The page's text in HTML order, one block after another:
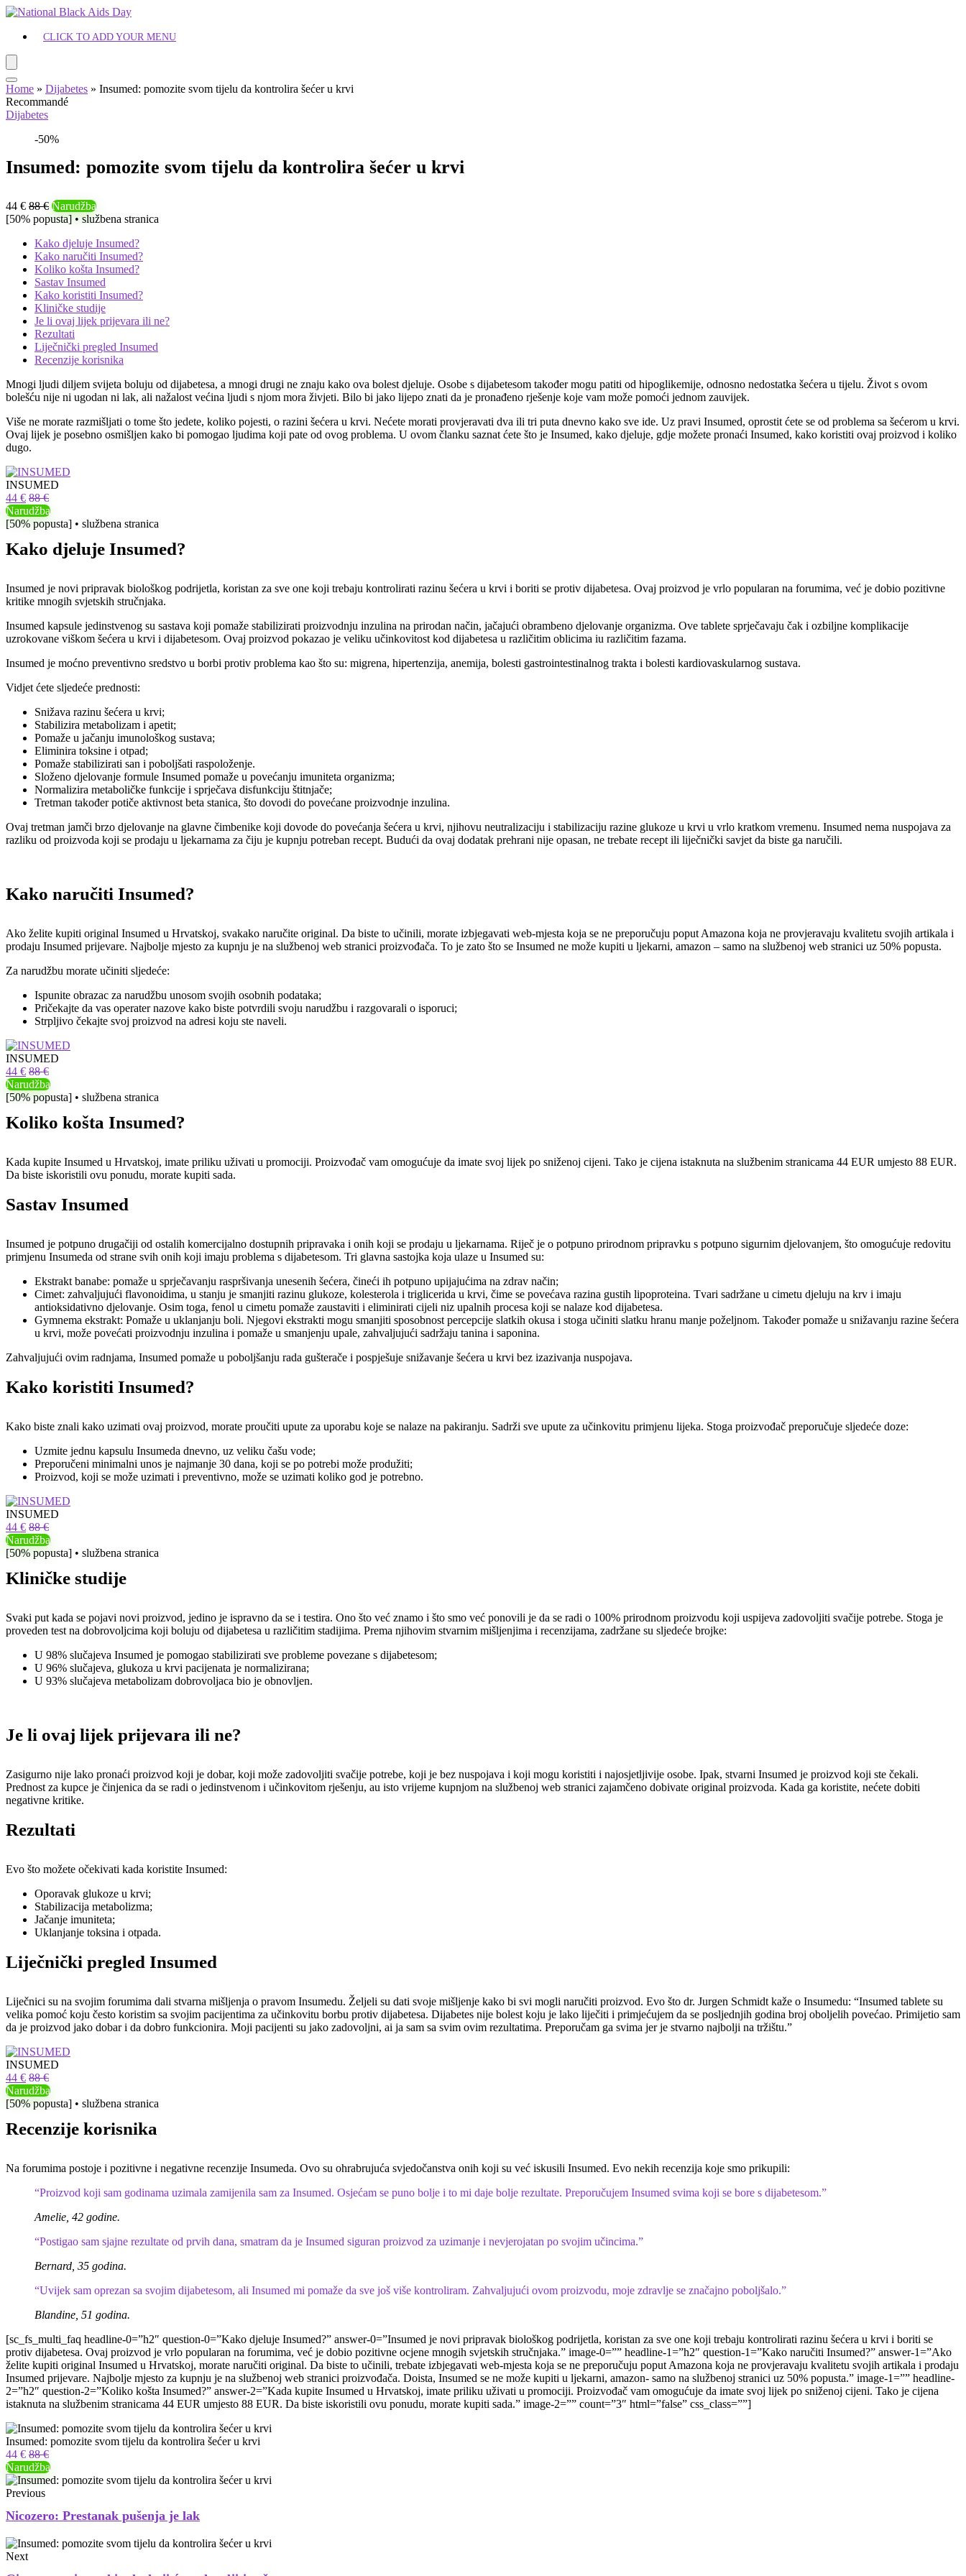
CLICK TO ADD YOUR MENU
Home » Dijabetes » Insumed: pomozite svom tijelu da kontrolira šećer u krvi
Recommandé
Dijabetes
-50%
Insumed: pomozite svom tijelu da kontrolira šećer u krvi
44 € 88 € Narudžba
[50% popusta] • službena stranica
Kako djeluje Insumed?
Kako naručiti Insumed?
Koliko košta Insumed?
Sastav Insumed
Kako koristiti Insumed?
Kliničke studije
Je li ovaj lijek prijevara ili ne?
Rezultati
Liječnički pregled Insumed
Recenzije korisnika
Mnogi ljudi diljem svijeta boluju od dijabetesa, a mnogi drugi ne znaju kako ova bolest djeluje. Osobe s dijabetesom također mogu patiti od hipoglikemije, odnosno nedostatka šećera u tijelu. Život s ovom
bolešću nije ni ugodan ni lak, ali nažalost većina ljudi s njom mora živjeti. Bilo bi jako lijepo znati da je pronađeno rješenje koje vam može pomoći jednom zauvijek.
Više ne morate razmišljati o tome što jedete, koliko pojesti, o razini šećera u krvi. Nećete morati provjeravati dva ili tri puta dnevno kako sve ide. Uz pravi Insumed, oprostit ćete se od problema sa šećerom u krvi.
Ovaj lijek je posebno osmišljen kako bi pomogao ljudima koji pate od ovog problema. U ovom članku saznat ćete što je Insumed, kako djeluje, gdje možete pronaći Insumed, kako koristiti ovaj proizvod i koliko
dugo.
INSUMED
44 € 88 €
Narudžba
[50% popusta] • službena stranica
Kako djeluje Insumed?
Insumed je novi pripravak biološkog podrijetla, koristan za sve one koji trebaju kontrolirati razinu šećera u krvi i boriti se protiv dijabetesa. Ovaj proizvod je vrlo popularan na forumima, već je dobio pozitivne
kritike mnogih svjetskih stručnjaka.
Insumed kapsule jedinstvenog su sastava koji pomaže stabilizirati proizvodnju inzulina na prirodan način, jačajući obrambeno djelovanje organizma. Ove tablete sprječavaju čak i ozbiljne komplikacije
uzrokovane viškom šećera u krvi i dijabetesom. Ovaj proizvod pokazao je veliku učinkovitost kod dijabetesa u različitim oblicima iu različitim fazama.
Insumed je moćno preventivno sredstvo u borbi protiv problema kao što su: migrena, hipertenzija, anemija, bolesti gastrointestinalnog trakta i bolesti kardiovaskularnog sustava.
Vidjet ćete sljedeće prednosti:
Snižava razinu šećera u krvi;
Stabilizira metabolizam i apetit;
Pomaže u jačanju imunološkog sustava;
Eliminira toksine i otpad;
Pomaže stabilizirati san i poboljšati raspoloženje.
Složeno djelovanje formule Insumed pomaže u povećanju imuniteta organizma;
Normalizira metaboličke funkcije i sprječava disfunkciju štitnjače;
Tretman također potiče aktivnost beta stanica, što dovodi do povećane proizvodnje inzulina.
Ovaj tretman jamči brzo djelovanje na glavne čimbenike koji dovode do povećanja šećera u krvi, njihovu neutralizaciju i stabilizaciju razine glukoze u krvi u vrlo kratkom vremenu. Insumed nema nuspojava za
razliku od proizvoda koji se prodaju u ljekarnama za čiju je kupnju potreban recept. Budući da ovaj dodatak prehrani nije opasan, ne trebate recept ili liječnički savjet da biste ga naručili.
Kako naručiti Insumed?
Ako želite kupiti original Insumed u Hrvatskoj, svakako naručite original. Da biste to učinili, morate izbjegavati web-mjesta koja se ne preporučuju poput Amazona koja ne provjeravaju kvalitetu svojih artikala i
prodaju Insumed prijevare. Najbolje mjesto za kupnju je na službenoj web stranici proizvođača. To je zato što se Insumed ne može kupiti u ljekarni, amazon – samo na službenoj web stranici uz 50% popusta.
Za narudžbu morate učiniti sljedeće:
Ispunite obrazac za narudžbu unosom svojih osobnih podataka;
Pričekajte da vas operater nazove kako biste potvrdili svoju narudžbu i razgovarali o isporuci;
Strpljivo čekajte svoj proizvod na adresi koju ste naveli.
INSUMED
44 € 88 €
Narudžba
[50% popusta] • službena stranica
Koliko košta Insumed?
Kada kupite Insumed u Hrvatskoj, imate priliku uživati ​​u promociji. Proizvođač vam omogućuje da imate svoj lijek po sniženoj cijeni. Tako je cijena istaknuta na službenim stranicama 44 EUR umjesto 88 EUR.
Da biste iskoristili ovu ponudu, morate kupiti sada.
Sastav Insumed
Insumed je potpuno drugačiji od ostalih komercijalno dostupnih pripravaka i onih koji se prodaju u ljekarnama. Riječ je o potpuno prirodnom pripravku s potpuno sigurnim djelovanjem, što omogućuje redovitu
primjenu Insumeda od strane svih onih koji imaju problema s dijabetesom. Tri glavna sastojka koja ulaze u Insumed su:
Ekstrakt banabe: pomaže u sprječavanju raspršivanja unesenih šećera, čineći ih potpuno upijajućima na zdrav način;
Cimet: zahvaljujući flavonoidima, u stanju je smanjiti razinu glukoze, kolesterola i triglicerida u krvi, čime se povećava razina gustih lipoproteina. Tvari sadržane u cimetu djeluju na krv i imaju
antioksidativno djelovanje. Osim toga, fenol u cimetu pomaže zaustaviti i eliminirati cijeli niz upalnih procesa koji se nalaze kod dijabetesa.
Gymnema ekstrakt: Pomaže u uklanjanju boli. Njegovi ekstrakti mogu smanjiti sposobnost percepcije slatkih okusa i stoga učiniti slatku hranu manje poželjnom. Također pomaže u snižavanju razine šećera
u krvi, može povećati proizvodnju inzulina i pomaže u smanjenju upale, zahvaljujući sadržaju tanina i saponina.
Zahvaljujući ovim radnjama, Insumed pomaže u poboljšanju rada gušterače i pospješuje snižavanje šećera u krvi bez izazivanja nuspojava.
Kako koristiti Insumed?
Kako biste znali kako uzimati ovaj proizvod, morate proučiti upute za uporabu koje se nalaze na pakiranju. Sadrži sve upute za učinkovitu primjenu lijeka. Stoga proizvođač preporučuje sljedeće doze:
Uzmite jednu kapsulu Insumeda dnevno, uz veliku čašu vode;
Preporučeni minimalni unos je najmanje 30 dana, koji se po potrebi može produžiti;
Proizvod, koji se može uzimati i preventivno, može se uzimati koliko god je potrebno.
INSUMED
44 € 88 €
Narudžba
[50% popusta] • službena stranica
Kliničke studije
Svaki put kada se pojavi novi proizvod, jedino je ispravno da se i testira. Ono što već znamo i što smo već ponovili je da se radi o 100% prirodnom proizvodu koji uspijeva zadovoljiti svačije potrebe. Stoga je
proveden test na dobrovoljcima koji boluju od dijabetesa u različitim stadijima. Prema njihovim stvarnim mišljenjima i recenzijama, zadržane su sljedeće brojke:
U 98% slučajeva Insumed je pomogao stabilizirati sve probleme povezane s dijabetesom;
U 96% slučajeva, glukoza u krvi pacijenata je normalizirana;
U 93% slučajeva metabolizam dobrovoljaca bio je obnovljen.
Je li ovaj lijek prijevara ili ne?
Zasigurno nije lako pronaći proizvod koji je dobar, koji može zadovoljiti svačije potrebe, koji je bez nuspojava i koji mogu koristiti i najosjetljivije osobe. Ipak, stvarni Insumed je proizvod koji ste čekali.
Prednost za kupce je činjenica da se radi o jedinstvenom i učinkovitom rješenju, au isto vrijeme kupnjom na službenoj web stranici zajamčeno dobivate original proizvoda. Kada ga koristite, nećete dobiti
negativne kritike.
Rezultati
Evo što možete očekivati ​​kada koristite Insumed:
Oporavak glukoze u krvi;
Stabilizacija metabolizma;
Jačanje imuniteta;
Uklanjanje toksina i otpada.
Liječnički pregled Insumed
Liječnici su na svojim forumima dali stvarna mišljenja o pravom Insumedu. Željeli su dati svoje mišljenje kako bi svi mogli naručiti proizvod. Evo što dr. Jurgen Schmidt kaže o Insumedu: “Insumed tablete su
velika pomoć koju često koristim sa svojim pacijentima za učinkovitu borbu protiv dijabetesa. Dijabetes nije bolest koju je lako liječiti i primjećujem da se posljednjih godina broj oboljelih povećao. Primijetio sam
da je proizvod jako dobar i da dobro funkcionira. Moji pacijenti su jako zadovoljni, ai ja sam sa svim ovim rezultatima. Preporučam ga svima jer je stvarno najbolji na tržištu.”
INSUMED
44 € 88 €
Narudžba
[50% popusta] • službena stranica
Recenzije korisnika
Na forumima postoje i pozitivne i negativne recenzije Insumeda. Ovo su ohrabrujuća svjedočanstva onih koji su već iskusili Insumed. Evo nekih recenzija koje smo prikupili:
“Proizvod koji sam godinama uzimala zamijenila sam za Insumed. Osjećam se puno bolje i to mi daje bolje rezultate. Preporučujem Insumed svima koji se bore s dijabetesom.”
Amelie, 42 godine.
“Postigao sam sjajne rezultate od prvih dana, smatram da je Insumed siguran proizvod za uzimanje i nevjerojatan po svojim učincima.”
Bernard, 35 godina.
“Uvijek sam oprezan sa svojim dijabetesom, ali Insumed mi pomaže da sve još više kontroliram. Zahvaljujući ovom proizvodu, moje zdravlje se značajno poboljšalo.”
Blandine, 51 godina.
[sc_fs_multi_faq headline-0=”h2″ question-0=”Kako djeluje Insumed?” answer-0=”Insumed je novi pripravak biološkog podrijetla, koristan za sve one koji trebaju kontrolirati razinu šećera u krvi i boriti se
protiv dijabetesa. Ovaj proizvod je vrlo popularan na forumima, već je dobio pozitivne ocjene mnogih svjetskih stručnjaka.” image-0=”” headline-1=”h2″ question-1=”Kako naručiti Insumed?” answer-1=”Ako
želite kupiti original Insumed u Hrvatskoj, morate naručiti original. Da biste to učinili, trebate izbjegavati web-mjesta koja se ne preporučuju poput Amazona koja ne provjeravaju kvalitetu svojih artikala i prodaju
Insumed prijevare. Najbolje mjesto za kupnju je na službenoj web stranici proizvođača. Doista, Insumed se ne može kupiti u ljekarni, amazon- samo na službenoj stranici uz 50% popusta.” image-1=”” headline-
2=”h2″ question-2=”Koliko košta Insumed?” answer-2=”Kada kupite Insumed u Hrvatskoj, imate priliku uživati ​​u promociji. Proizvođač vam omogućuje da imate svoj lijek po sniženoj cijeni. Tako je cijena
istaknuta na službenim stranicama 44 EUR umjesto 88 EUR. Da biste iskoristili ovu ponudu, morate kupiti sada.” image-2=”” count=”3″ html=”false” css_class=””]
Insumed: pomozite svom tijelu da kontrolira šećer u krvi
44 € 88 €
Narudžba
Previous
Nicozero: Prestanak pušenja je lak
Next